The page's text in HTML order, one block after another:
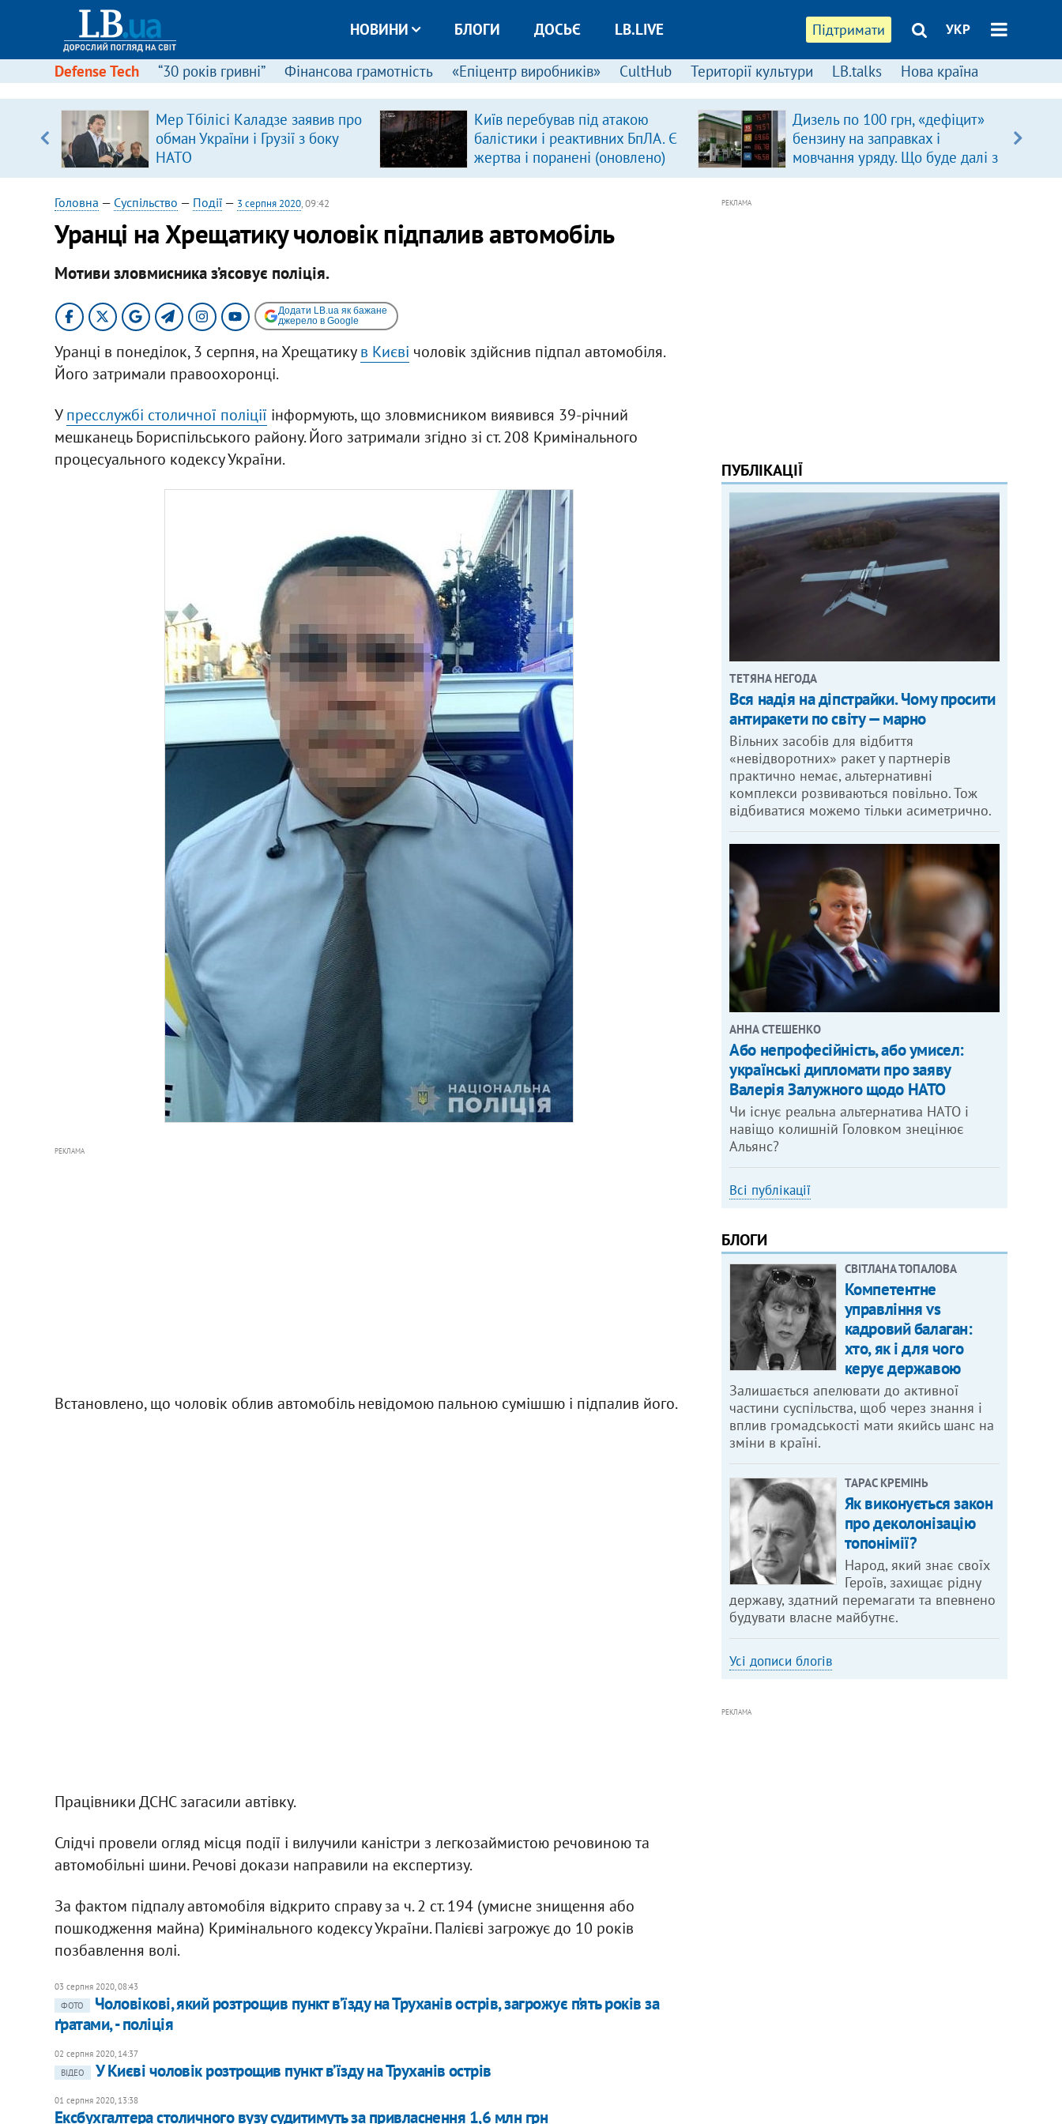
Підтримати УКР
НОВИНИ БЛОГИ ДОСЬЄ LB.LIVE
Defense Tech “30 років гривні” Фінансова грамотність «Епіцентр виробників» CultHub Території культури LB.talks Нова країна
Мер Тбілісі Каладзе заявив про
обман України і Грузії з боку
НАТО
Київ перебував під атакою
балістики і реактивних БпЛА. Є
жертва і поранені (оновлено)
Дизель по 100 грн, «дефіцит»
бензину на заправках і
мовчання уряду. Що буде далі з
цінами на пальне?
Головна — Суспільство — Події— 3 серпня 2020, 09:42
Уранці на Хрещатику чоловік підпалив автомобіль
Мотиви зловмисника з’ясовує поліція.
Додати LB.ua як бажане
джерело в Google
Уранці в понеділок, 3 серпня, на Хрещатикув Києві чоловік здійснив підпал автомобіля.
Його затримали правоохоронці.
Упресслужбі столичної поліції інформують, що зловмисником виявився 39-річний
мешканець Бориспільського району. Його затримали згідно зі ст. 208 Кримінального
процесуального кодексу України.
РЕКЛАМА
Встановлено, що чоловік облив автомобіль невідомою пальною сумішшю і підпалив його.
Працівники ДСНС загасили автівку.
Слідчі провели огляд місця події і вилучили каністри з легкозаймистою речовиною та
автомобільні шини. Речові докази направили на експертизу.
За фактом підпалу автомобіля відкрито справу за ч. 2 ст. 194 (умисне знищення або
пошкодження майна) Кримінального кодексу України. Палієві загрожує до 10 років
позбавлення волі.
03 серпня 2020, 08:43
ФОТО
Чоловікові, який розтрощив пункт в’їзду на Труханів острів, загрожує п’ять років за
ґратами, - поліція
02 серпня 2020, 14:37
ВІДЕО
У Києві чоловік розтрощив пункт в’їзду на Труханів острів
01 серпня 2020, 13:38
Ексбухгалтера столичного вузу судитимуть за привласнення 1,6 млн грн
РЕКЛАМА
ПУБЛІКАЦІЇ
ТЕТЯНА НЕГОДА
Вся надія на діпстрайки. Чому просити
антиракети по світу — марно
Вільних засобів для відбиття
«невідворотних» ракет у партнерів
практично немає, альтернативні
комплекси розвиваються повільно. Тож
відбиватися можемо тільки асиметрично.
АННА СТЕШЕНКО
Або непрофесійність, або умисел:
українські дипломати про заяву
Валерія Залужного щодо НАТО
Чи існує реальна альтернатива НАТО і
навіщо колишній Головком знецінює
Альянс?
Всі публікації
БЛОГИ
СВІТЛАНА ТОПАЛОВА
Компетентне
управління vs
кадровий балаган:
хто, як і для чого
керує державою
Залишається апелювати до активної
частини суспільства, щоб через знання і
вплив громадськості мати якийсь шанс на
зміни в країні.
ТАРАС КРЕМІНЬ
Як виконується закон
про деколонізацію
топонімії?
Народ, який знає своїх
Героїв, захищає рідну
державу, здатний перемагати та впевнено
будувати власне майбутнє.
Усі дописи блогів
РЕКЛАМА